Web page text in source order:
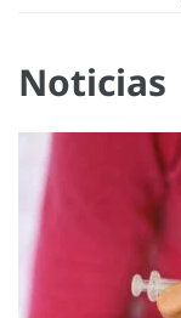
Noticias